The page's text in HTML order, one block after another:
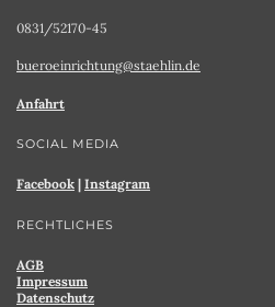
0831/52170-45
bueroeinrichtung@staehlin.de
Anfahrt
SOCIAL MEDIA
Facebook | Instagram
RECHTLICHES
AGB
Impressum
Datenschutz